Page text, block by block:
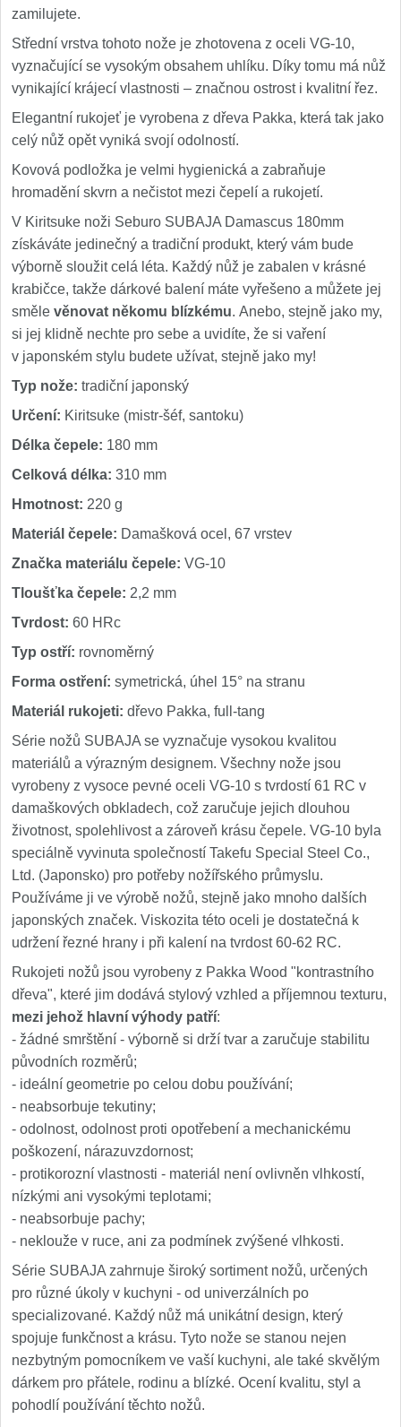
zamilujete.
Střední vrstva tohoto nože je zhotovena z oceli VG-10,
vyznačující se vysokým obsahem uhlíku. Díky tomu má nůž
vynikající krájecí vlastnosti – značnou ostrost i kvalitní řez.
Elegantní rukojeť je vyrobena z dřeva Pakka, která tak jako
celý nůž opět vyniká svojí odolností.
Kovová podložka je velmi hygienická a zabraňuje
hromadění skvrn a nečistot mezi čepelí a rukojetí.
V Kiritsuke noži Seburo SUBAJA Damascus 180mm
získáváte jedinečný a tradiční produkt, který vám bude
výborně sloužit celá léta. Každý nůž je zabalen v krásné
krabičce, takže dárkové balení máte vyřešeno a můžete jej
směle věnovat někomu blízkému. Anebo, stejně jako my,
si jej klidně nechte pro sebe a uvidíte, že si vaření
v japonském stylu budete užívat, stejně jako my!
Typ nože: tradiční japonský
Určení: Kiritsuke (mistr-šéf, santoku)
Délka čepele: 180 mm
Celková délka: 310 mm
Hmotnost: 220 g
Materiál čepele: Damašková ocel, 67 vrstev
Značka materiálu čepele: VG-10
Tloušťka čepele: 2,2 mm
Tvrdost: 60 HRc
Typ ostří: rovnoměrný
Forma ostření: symetrická, úhel 15° na stranu
Materiál rukojeti: dřevo Pakka, full-tang
Série nožů SUBAJA se vyznačuje vysokou kvalitou
materiálů a výrazným designem. Všechny nože jsou
vyrobeny z vysoce pevné oceli VG-10 s tvrdostí 61 RC v
damaškových obkladech, což zaručuje jejich dlouhou
životnost, spolehlivost a zároveň krásu čepele. VG-10 byla
speciálně vyvinuta společností Takefu Special Steel Co.,
Ltd. (Japonsko) pro potřeby nožířského průmyslu.
Používáme ji ve výrobě nožů, stejně jako mnoho dalších
japonských značek. Viskozita této oceli je dostatečná k
udržení řezné hrany i při kalení na tvrdost 60-62 RC.
Rukojeti nožů jsou vyrobeny z Pakka Wood "kontrastního
dřeva", které jim dodává stylový vzhled a příjemnou texturu,
mezi jehož hlavní výhody patří:
- žádné smrštění - výborně si drží tvar a zaručuje stabilitu
původních rozměrů;
- ideální geometrie po celou dobu používání;
- neabsorbuje tekutiny;
- odolnost, odolnost proti opotřebení a mechanickému
poškození, nárazuvzdornost;
- protikorozní vlastnosti - materiál není ovlivněn vlhkostí,
nízkými ani vysokými teplotami;
- neabsorbuje pachy;
- neklouže v ruce, ani za podmínek zvýšené vlhkosti.
Série SUBAJA zahrnuje široký sortiment nožů, určených
pro různé úkoly v kuchyni - od univerzálních po
specializované. Každý nůž má unikátní design, který
spojuje funkčnost a krásu. Tyto nože se stanou nejen
nezbytným pomocníkem ve vaší kuchyni, ale také skvělým
dárkem pro přátele, rodinu a blízké. Ocení kvalitu, styl a
pohodlí používání těchto nožů.